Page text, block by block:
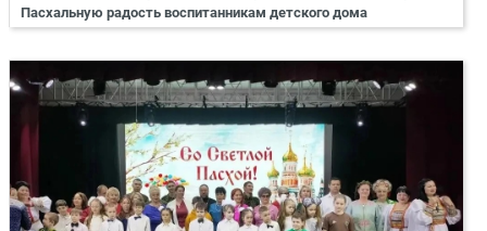
Пасхальную радость воспитанникам детского дома